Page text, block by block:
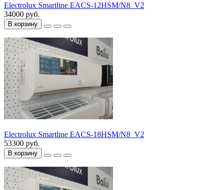
Electrolux Smartline EACS-12HSM/N8_V2
34000 руб.
В корзину
Electrolux Smartline EACS-18HSM/N8_V2
53300 руб.
В корзину